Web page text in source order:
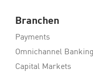
Branchen
Payments
Omnichannel Banking
Capital Markets